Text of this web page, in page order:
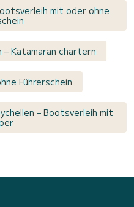
mit oder ohne
– Katamaran chartern
Führerschein
– Bootsverleih mit